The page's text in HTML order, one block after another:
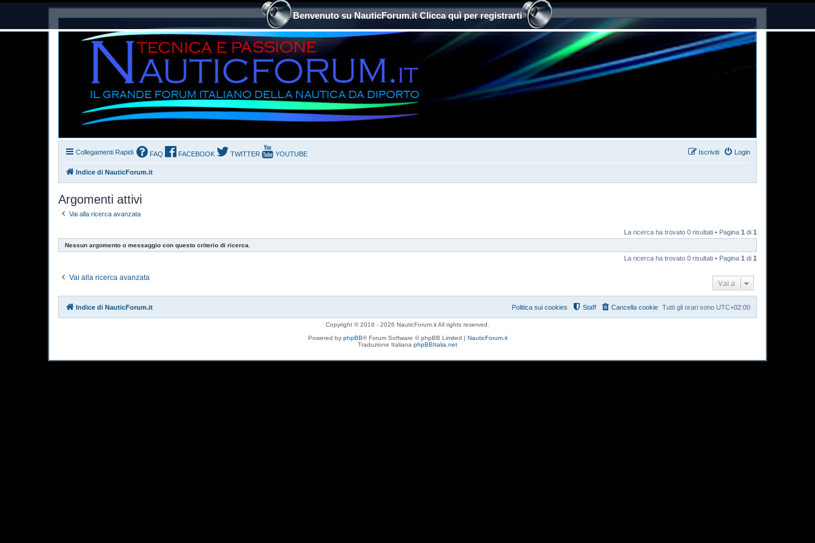
Benvenuto su NauticForum.it Clicca quì per registrarti
Collegamenti Rapidi FAQ FACEBOOK TWITTER YOUTUBE Login
Iscriviti
Indice di NauticForum.it
Argomenti attivi
Vai alla ricerca avanzata
La ricerca ha trovato 0 risultati • Pagina 1 di 1
Nessun argomento o messaggio con questo criterio di ricerca.
La ricerca ha trovato 0 risultati • Pagina 1 di 1
Vai alla ricerca avanzata Vai a
Indice di NauticForum.it Tutti gli orari sono UTC+02:00
Cancella cookie
Staff
Politica sui cookies
Copyright © 2016 - 2026 NauticForum.it All rights reserved.
Powered by phpBB® Forum Software © phpBB Limited | NauticForum.it
Traduzione Italiana phpBBItalia.net